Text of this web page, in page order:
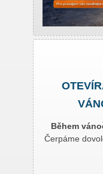
Během
Čerpáme